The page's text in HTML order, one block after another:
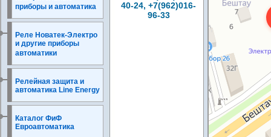
приборы и автоматика
Реле Новатек-Электро
и другие приборы
автоматики
Релейная защита и
автоматика Line Energy
Каталог ФиФ
Евроавтоматика
40-24, +7(962)016-
96-33